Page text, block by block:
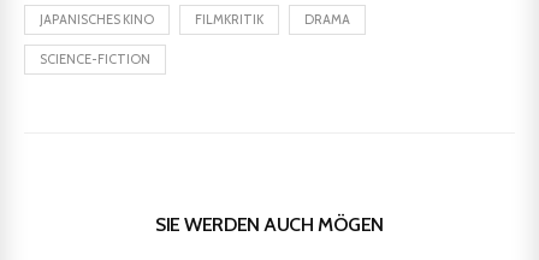
JAPANISCHES KINO FILMKRITIK DRAMA
SCIENCE-FICTION
SIE WERDEN AUCH MÖGEN